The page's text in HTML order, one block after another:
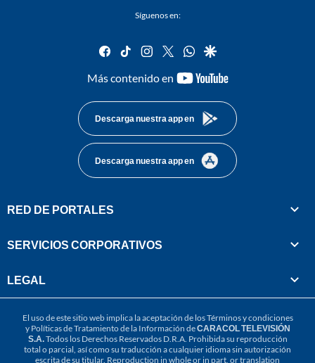
Síguenos en:
facebook
tiktok instagram
twitterwhatsapp
google
Más contenido en
youtube-
Descarga nuestra app en
Descarga nuestra app en
RED DE PORTALES
SERVICIOS CORPORATIVOS
LEGAL
El uso de este sitio web implica la aceptación de losTérminos y condiciones
y Políticas de Tratamiento de la Información deCARACOL TELEVISIÓN
S.A.Todos los Derechos Reservados D.R.A. Prohibida su reproducción
total o parcial, así como su traducción a cualquier idioma sin autorización
escrita de su titular. Reproduction in whole or in part, or translation